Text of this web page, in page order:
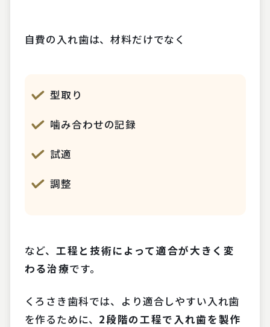
自費の入れ歯は、材料だけでなく
型取り
噛み合わせの記録
試適
調整
など、工程と技術によって適合が大きく変
わる治療です。
くろさき歯科では、より適合しやすい入れ歯
を作るために、 2段階の工程で入れ歯を製作